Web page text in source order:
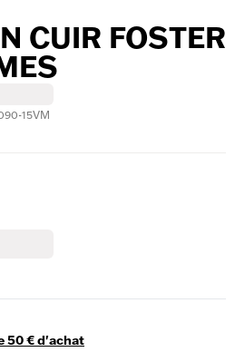
CUIR FOSTER
15VM
50 € d'achat